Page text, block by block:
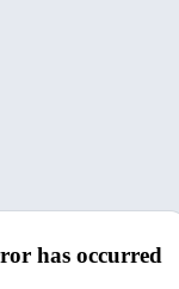
has occurred